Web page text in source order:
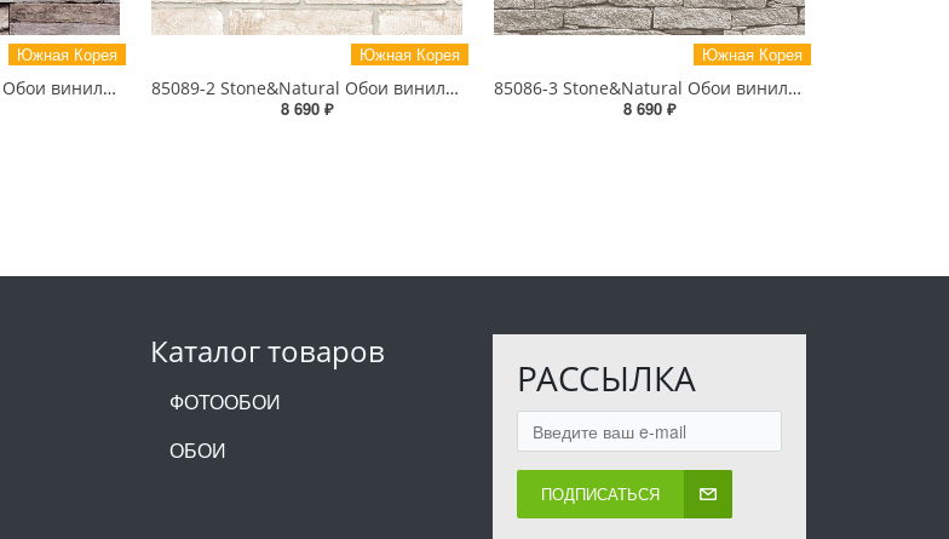
Южная Корея
85024-2 Stone&Natural Обои виниловые на бумажной основе 1.06*15.5
Южная Корея
85089-2 Stone&Natural Обои виниловые на бумажной основе 1.06*15.5
8 690 ₽
Южная Корея
85086-3 Stone&Natural Обои виниловые на бумажной основе 1.06*15.5
8 690 ₽
Каталог товаров
ФОТООБОИ
ОБОИ
РАССЫЛКА
ПОДПИСАТЬСЯ